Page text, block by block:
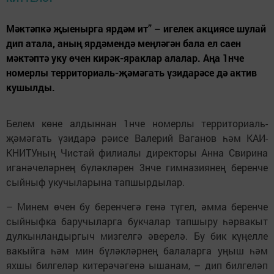
Мәктәпкә җыенырга ярдәм ит” – игелек акциясе шулай
дип атала, аның ярдәмендә меңләгән бала ел саен
мәктәптә уку өчен кирәк-яраклар алалар. Аңа 1нче
номерлы территориаль-җәмәгать үзидарәсе дә актив
кушылды.
Белем көне алдыннан 1нче номерлы территориаль-
җәмәгать үзидарә рәисе Валерий Ваганов һәм КАИ-
КНИТУның Чистай филиалы директоры Анна Свирина
иганәчеләрнең бүләкләрен 3нче гимназиянең беренче
сыйныф укучыларына тапшырдылар.
– Минем өчен бу беренчегә генә түгел, әмма беренче
сыйныфка баручыларга букчалар тапшыру һәрвакыт
дулкынландыргыч мизгелгә әверелә. Бу бик күңелле
вакыйга һәм мин бүләкләрнең балаларга уңыш һәм
яхшы билгеләр китерәчәгенә ышанам, – дип билгеләп